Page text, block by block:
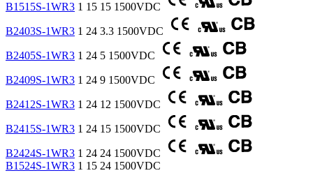
B1515S-1WR3 1 15 15 1500VDC
B2403S-1WR3 1 24 3.3 1500VDC
B2405S-1WR3 1 24 5 1500VDC
B2409S-1WR3 1 24 9 1500VDC
B2412S-1WR3 1 24 12 1500VDC
B2415S-1WR3 1 24 15 1500VDC
B2424S-1WR3 1 24 24 1500VDC
B1524S-1WR3 1 15 24 1500VDC